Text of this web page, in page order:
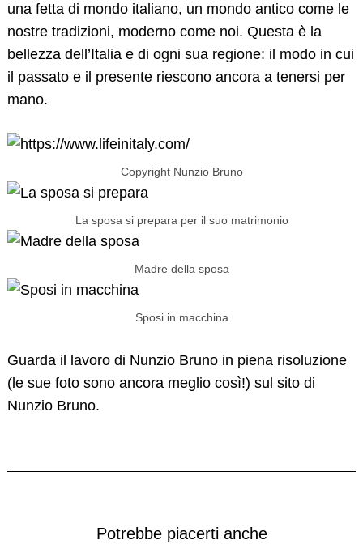
una fetta di mondo italiano, un mondo antico come le
nostre tradizioni, moderno come noi. Questa è la
bellezza dell’Italia e di ogni sua regione: il modo in cui
il passato e il presente riescono ancora a tenersi per
mano.
Copyright Nunzio Bruno
La sposa si prepara per il suo matrimonio
Madre della sposa
Sposi in macchina
Guarda il lavoro di Nunzio Bruno in piena risoluzione
(le sue foto sono ancora meglio così!) sul sito di
Nunzio Bruno.
Potrebbe piacerti anche